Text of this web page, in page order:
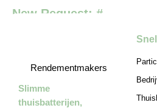
New Request: #
Rendementmakers
Slimme
thuisbatterijen,